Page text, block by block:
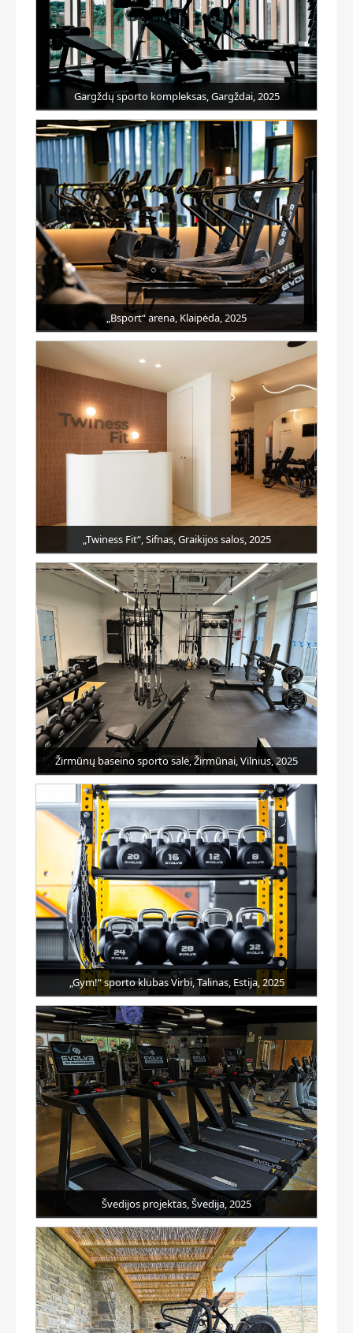
Gargždų sporto kompleksas, Gargždai, 2025
„Bsport“ arena, Klaipėda, 2025
„Twiness Fit“, Sifnas, Graikijos salos, 2025
Žirmūnų baseino sporto salė, Žirmūnai, Vilnius, 2025
„Gym!“ sporto klubas Virbi, Talinas, Estija, 2025
Švedijos projektas, Švedija, 2025